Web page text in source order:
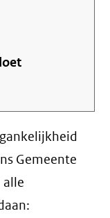
Gemeente
alle